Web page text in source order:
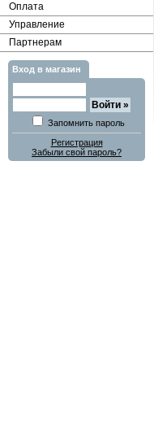
Оплата
Управление
Партнерам
Вход в магазин
Запомнить пароль
Регистрация
Забыли свой пароль?